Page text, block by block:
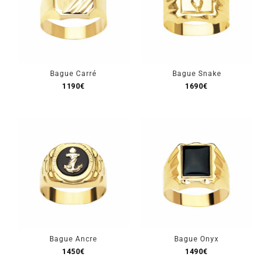
Bague Carré
1190€
Bague Snake
1690€
Bague Ancre
1450€
Bague Onyx
1490€